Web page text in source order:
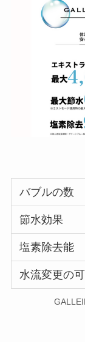
バブルの数
節水効果
塩素除去能
水流変更の